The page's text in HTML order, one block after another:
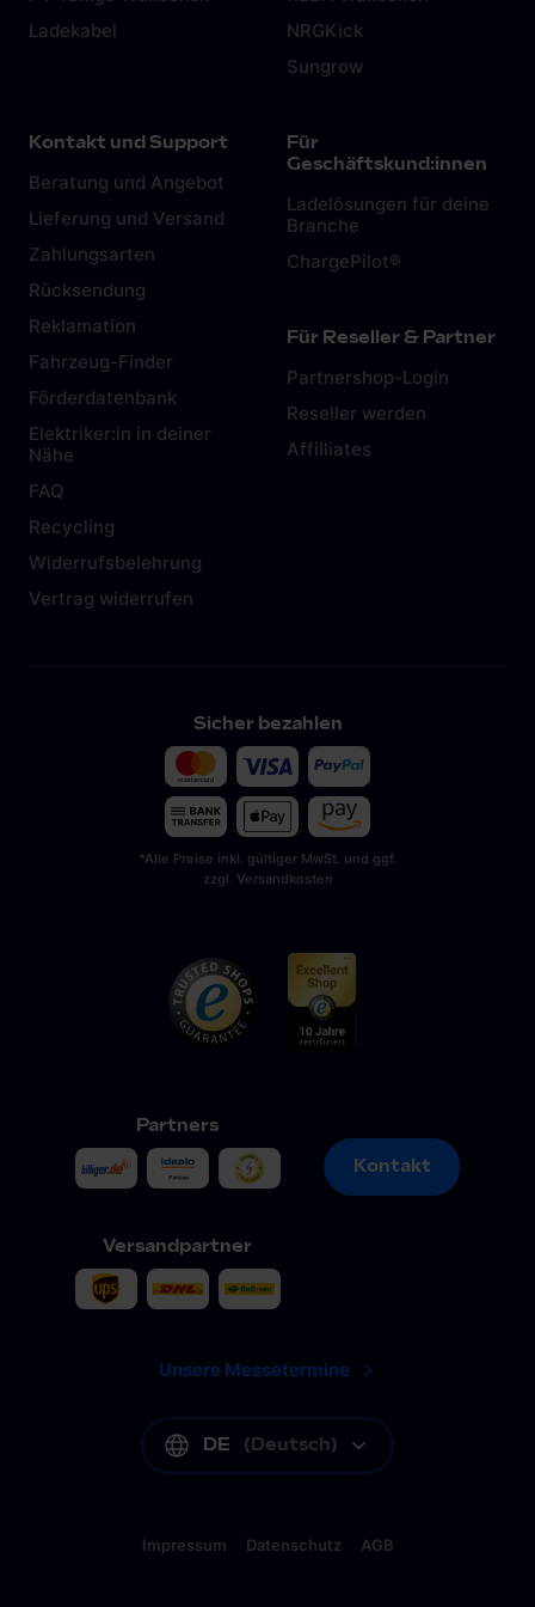
Ladekabel
NRGKick
Sungrow
Kontakt und Support
Beratung und Angebot
Lieferung und Versand
Zahlungsarten
Rücksendung
Reklamation
Fahrzeug-Finder
Förderdatenbank
Elektriker:in in deiner
Nähe
FAQ
Recycling
Widerrufsbelehrung
Vertrag widerrufen
Für
Geschäftskund:innen
Ladelösungen für deine
Branche
ChargePilot®
Für Reseller & Partner
Partnershop-Login
Reseller werden
Affilliates
Sicher bezahlen
*Alle Preise inkl. gültiger MwSt. und ggf.
zzgl. Versandkosten
Partners
Versandpartner
Kontakt
Kontakt
Unsere Messetermine
DE (Deutsch)
Impressum Datenschutz AGB